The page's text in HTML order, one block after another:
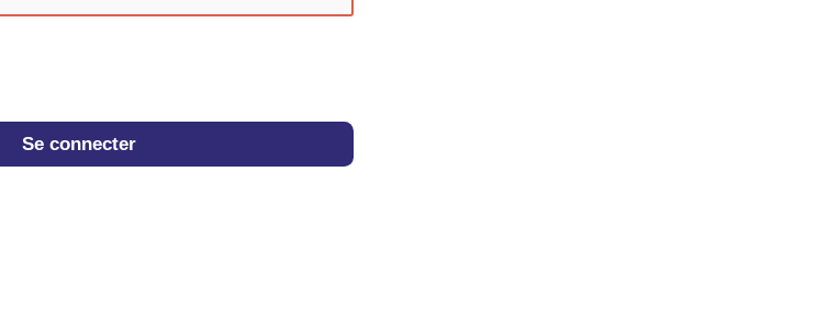
Se connecter